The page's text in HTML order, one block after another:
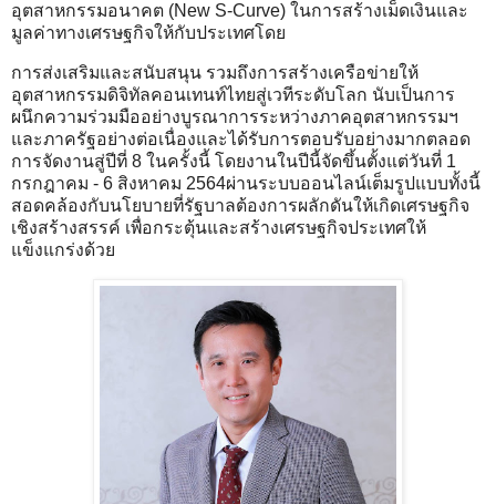
อุตสาหกรรมอนาคต (New S-Curve) ในการสร้างเม็ดเงินและ
มูลค่าทางเศรษฐกิจให้กับประเทศโดย
การส่งเสริมและสนับสนุน รวมถึงการสร้างเครือข่ายให้
อุตสาหกรรมดิจิทัลคอนเทนท์ไทยสู่เวทีระดับโลก นับเป็นการ
ผนึกความร่วมมืออย่างบูรณาการระหว่างภาคอุตสาหกรรมฯ
และภาครัฐอย่างต่อเนื่องและได้รับการตอบรับอย่างมากตลอด
การจัดงานสู่ปีที่ 8 ในครั้งนี้ โดยงานในปีนี้จัดขึ้นตั้งแต่วันที่ 1
กรกฎาคม - 6 สิงหาคม 2564ผ่านระบบออนไลน์เต็มรูปแบบทั้งนี้
สอดคล้องกับนโยบายที่รัฐบาลต้องการผลักดันให้เกิดเศรษฐกิจ
เชิงสร้างสรรค์ เพื่อกระตุ้นและสร้างเศรษฐกิจประเทศให้
แข็งแกร่งด้วย